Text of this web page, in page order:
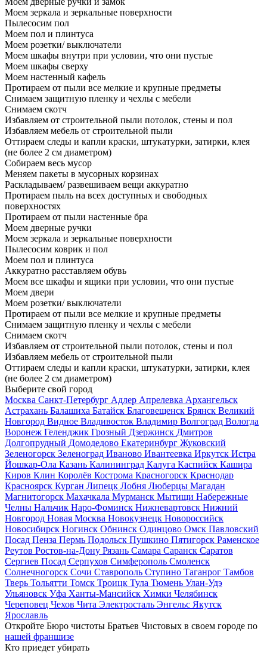
Моем зеркала и зеркальные поверхности
Пылесосим пол
Моем пол и плинтуса
Моем розетки/ выключатели
Моем шкафы внутри при условии, что они пустые
Моем шкафы сверху
Моем настенный кафель
Протираем от пыли все мелкие и крупные предметы
Снимаем защитную пленку и чехлы с мебели
Снимаем скотч
Избавляем от строительной пыли потолок, стены и пол
Избавляем мебель от строительной пыли
Оттираем следы и капли краски, штукатурки, затирки, клея
(не более 2 см диаметром)
Собираем весь мусор
Меняем пакеты в мусорных корзинах
Раскладываем/ развешиваем вещи аккуратно
Протираем пыль на всех доступных и свободных
поверхностях
Протираем от пыли настенные бра
Моем дверные ручки
Моем зеркала и зеркальные поверхности
Пылесосим коврик и пол
Моем пол и плинтуса
Аккуратно расставляем обувь
Моем все шкафы и ящики при условии, что они пустые
Моем двери
Моем розетки/ выключатели
Протираем от пыли все мелкие и крупные предметы
Снимаем защитную пленку и чехлы с мебели
Снимаем скотч
Избавляем от строительной пыли потолок, стены и пол
Избавляем мебель от строительной пыли
Оттираем следы и капли краски, штукатурки, затирки, клея
(не более 2 см диаметром)
Выберите свой город
Москва Санкт-Петербург Адлер Апрелевка Архангельск
Астрахань Балашиха Батайск Благовещенск Брянск Великий
Новгород Видное Владивосток Владимир Волгоград Вологда
Воронеж Геленджик Грозный Дзержинск Дмитров
Долгопрудный Домодедово Екатеринбург Жуковский
Зеленогорск Зеленоград Иваново Ивантеевка Иркутск Истра
Йошкар-Ола Казань Калининград Калуга Каспийск Кашира
Киров Клин Королёв Кострома Красногорск Краснодар
Красноярск Курган Липецк Лобня Люберцы Магадан
Магнитогорск Махачкала Мурманск Мытищи Набережные
Челны Нальчик Наро-Фоминск Нижневартовск Нижний
Новгород Новая Москва Новокузнецк Новороссийск
Новосибирск Ногинск Обнинск Одинцово Омск Павловский
Посад Пенза Пермь Подольск Пушкино Пятигорск Раменское
Реутов Ростов-на-Дону Рязань Самара Саранск Саратов
Сергиев Посад Серпухов Симферополь Смоленск
Солнечногорск Сочи Ставрополь Ступино Таганрог Тамбов
Тверь Тольятти Томск Троицк Тула Тюмень Улан-Удэ
Ульяновск Уфа Ханты-Мансийск Химки Челябинск
Череповец Чехов Чита Электросталь Энгельс Якутск
Ярославль
Откройте Бюро чистоты Братьев Чистовых в своем городе по
нашей франшизе
Кто приедет убирать